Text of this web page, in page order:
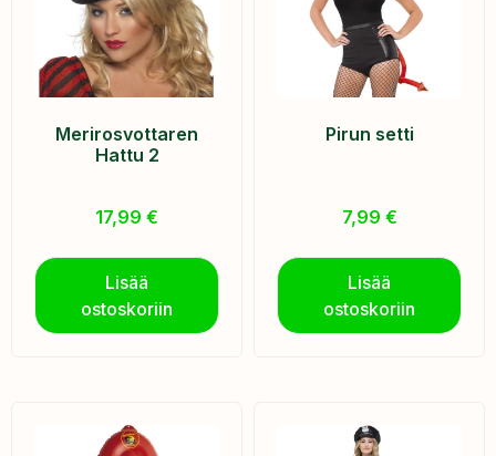
Merirosvottaren
Hattu 2
17,99 €
Lisää
ostoskoriin
Pirun setti
7,99 €
Lisää
ostoskoriin